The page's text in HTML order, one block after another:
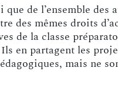
de l’ensemble des
des mêmes droits
de la classe
en partagent les
mais ne